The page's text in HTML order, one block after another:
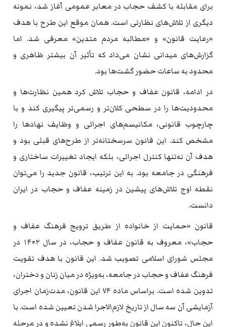
برای مقابله با کشف حجاب در معابر عمومی آغاز شد، نمونه
دیگری از تلاش‌های نظارتی است. همان موقع این طرح با هدف
«رعایت قانون» و «مطالبه مردم متدین» معرفی شد. اما
گزارش‌های میدانی نشان می‌داد که تأثیر آن بیشتر ظاهری و
محدود به ساعات حضور گشت‌ها بود.
در ادامه، قانون عفاف و حجاب تلاش کرد همین نظارت‌ها و
محدودیت‌ها را در سطحی کلان‌تر و رسمی‌تر پیگیری کند و با
چارچوب قانونی، مکانیسم‌های اجرائی و وظایف نهادها را
مشخص کند. این قانون سرسختانه‌تر از طرح‌های قبلی بود و
هدف آن نه‌تنها کنترل اجرائی، بلکه ایجاد تغییرات ساختاری و
فرهنگی در جامعه بود. به این ترتیب، قانون جدید را می‌توان
نقطه اوج تلاش‌های پیشین در زمینه عفاف و حجاب در ایران
دانست.
قانون «حمایت از خانواده از طریق ترویج فرهنگ عفاف و
حجاب»، معروف به قانون عفاف و حجاب، در سال ۱۴۰۲ در
مجلس شورای اسلامی تصویب شد. این قانون با هدف تقویت
فرهنگ عفاف و حجاب در جامعه، به‌ویژه در میان زنان و دختران،
تدوین شده است. براساس ماده ۷۴ این قانون، مدت‌زمان اجرای
آزمایشی آن سه سال از تاریخ لازم‌الاجرا شدن تعیین شده است. با
این حال، تاکنون این قانون به‌طور رسمی ابلاغ نشده و در مرحله